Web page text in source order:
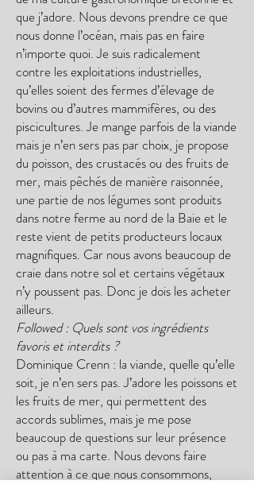
que j’adore. Nous devons prendre ce que
nous donne l’océan, mais pas en faire
n’importe quoi. Je suis radicalement
contre les exploitations industrielles,
qu’elles soient des fermes d’élevage de
bovins ou d’autres mammifères, ou des
piscicultures. Je mange parfois de la viande
mais je n’en sers pas par choix, je propose
du poisson, des crustacés ou des fruits de
mer, mais pêchés de manière raisonnée,
une partie de nos légumes sont produits
dans notre ferme au nord de la Baie et le
reste vient de petits producteurs locaux
magnifiques. Car nous avons beaucoup de
craie dans notre sol et certains végétaux
n’y poussent pas. Donc je dois les acheter
ailleurs.
Followed : Quels sont vos ingrédients
favoris et interdits ?
Dominique Crenn : la viande, quelle qu’elle
soit, je n’en sers pas. J’adore les poissons et
les fruits de mer, qui permettent des
accords sublimes, mais je me pose
beaucoup de questions sur leur présence
ou pas à ma carte. Nous devons faire
attention à ce que nous consommons,